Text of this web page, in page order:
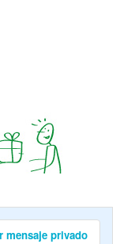
mensaje privado